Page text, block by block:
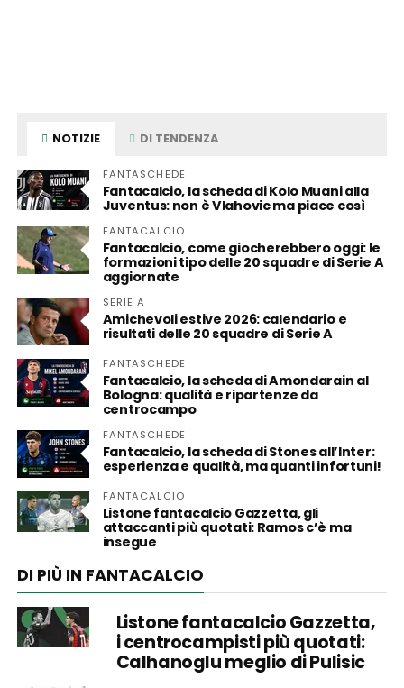
NOTIZIE DI TENDENZA
FANTASCHEDE
Fantacalcio, la scheda di Kolo Muani alla
Juventus: non è Vlahovic ma piace così
FANTACALCIO
Fantacalcio, come giocherebbero oggi: le
formazioni tipo delle 20 squadre di Serie A
aggiornate
SERIE A
Amichevoli estive 2026: calendario e
risultati delle 20 squadre di Serie A
FANTASCHEDE
Fantacalcio, la scheda di Amondarain al
Bologna: qualità e ripartenze da
centrocampo
FANTASCHEDE
Fantacalcio, la scheda di Stones all’Inter:
esperienza e qualità, ma quanti infortuni!
FANTACALCIO
Listone fantacalcio Gazzetta, gli
attaccanti più quotati: Ramos c’è ma
insegue
DI PIÙ IN FANTACALCIO
Listone fantacalcio Gazzetta,
i centrocampisti più quotati:
Calhanoglu meglio di Pulisic